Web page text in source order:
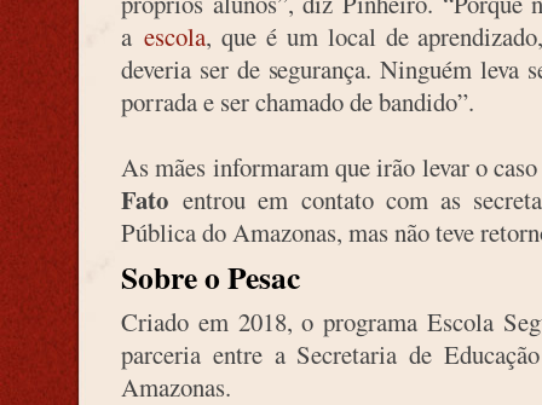
a escola, que é um local de
deveria ser de segurança. Ninguém leva
porrada e ser chamado de bandido”.
As mães informaram que irão levar o
Fatoentrou em contato com as
Pública do Amazonas, mas não teve
Sobre o Pesac
Criado em 2018, o programa Escola
parceria entre a Secretaria de
Amazonas.